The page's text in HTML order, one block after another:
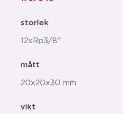
storlek
12xRp3/8"
mått
20x20x30 mm
vikt